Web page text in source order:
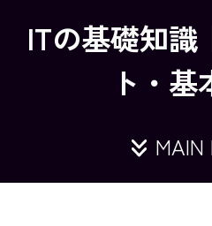
ITの基礎知識
ト・
MAIN